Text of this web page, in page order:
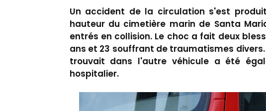
Un accident de la circulation s'est
hauteur du cimetière marin de Santa
entrés en collision. Le choc a fait deux
ans et 23 souffrant de traumatismes
trouvait dans l'autre véhicule a été
hospitalier.